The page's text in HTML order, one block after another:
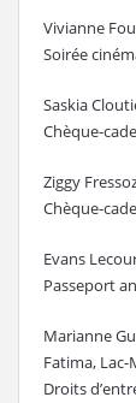
Vivianne
Soirée
Saskia
Chèque-
Ziggy
Chèque-
Evans
Passeport
Marianne
Fatima,
Droits